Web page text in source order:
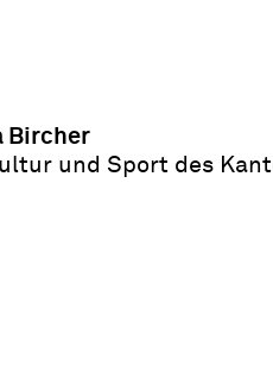
Bircher
und Sport des